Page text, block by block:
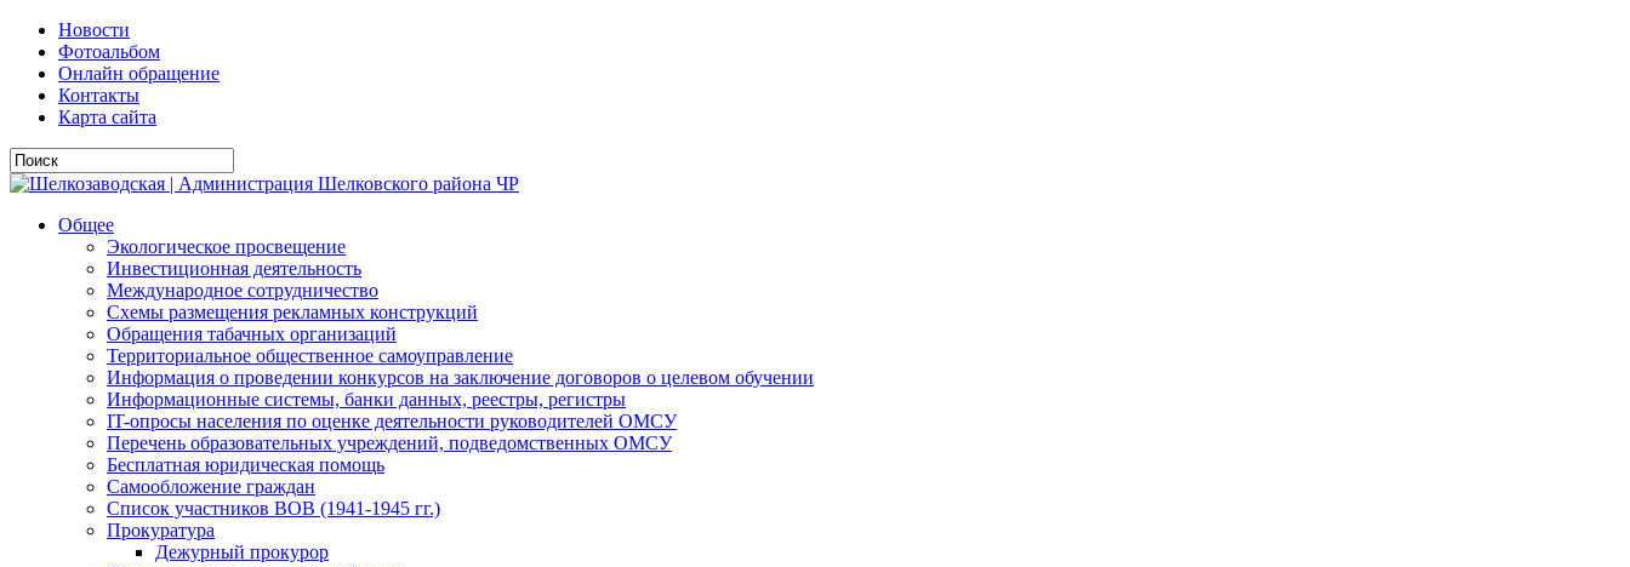
Новости
Фотоальбом
Онлайн обращение
Контакты
Карта сайта
Общее
Экологическое просвещение
Инвестиционная деятельность
Международное сотрудничество
Схемы размещения рекламных конструкций
Обращения табачных организаций
Территориальное общественное самоуправление
Информация о проведении конкурсов на заключение договоров о целевом обучении
Информационные системы, банки данных, реестры, регистры
IT-опросы населения по оценке деятельности руководителей ОМСУ
Перечень образовательных учреждений, подведомственных ОМСУ
Бесплатная юридическая помощь
Самообложение граждан
Список участников ВОВ (1941-1945 гг.)
Прокуратура
Дежурный прокурор